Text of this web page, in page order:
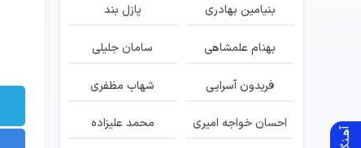
بنیامین بهادری پازل بند
بهنام علمشاهی سامان جلیلی
فریدون آسرایی شهاب مظفری
احسان خواجه امیری محمد علیزاده